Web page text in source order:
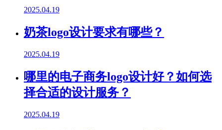
2025.04.19
奶茶logo设计要求有哪些？
2025.04.19
哪里的电子商务logo设计好？如何选
择合适的设计服务？
2025.04.19